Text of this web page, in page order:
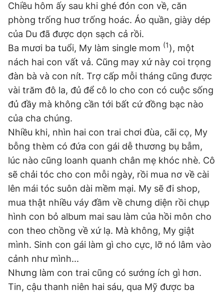
Chiều hôm ấy sau khi ghé đón con về, căn
phòng trống huơ trống hoác. Áo quần, giày dép
của Du đã được dọn sạch cả rồi.
Ba mươi ba tuổi, My làm single mom (1), một
nách hai con vất vả. Cũng may xứ này coi trọng
đàn bà và con nít. Trợ cấp mỗi tháng cũng được
vài trăm đô la, đủ để cô lo cho con có cuộc sống
đủ đầy mà không cần tới bất cứ đồng bạc nào
của cha chúng.
Nhiều khi, nhìn hai con trai chơi đùa, cãi cọ, My
bỗng thèm có đứa con gái dễ thương bụ bẫm,
lúc nào cũng loanh quanh chân mẹ khóc nhè. Cô
sẽ chải tóc cho con mỗi ngày, rồi mua nơ về cài
lên mái tóc suôn dài mềm mại. My sẽ đi shop,
mua thật nhiều váy đầm về chưng diện rồi chụp
hình con bỏ album mai sau làm của hồi môn cho
con theo chồng về xứ lạ. Mà không, My giật
mình. Sinh con gái làm gì cho cực, lỡ nó lâm vào
cảnh như mình...
Nhưng làm con trai cũng có sướng ích gì hơn.
Tin, cậu thanh niên hai sáu, qua Mỹ được ba